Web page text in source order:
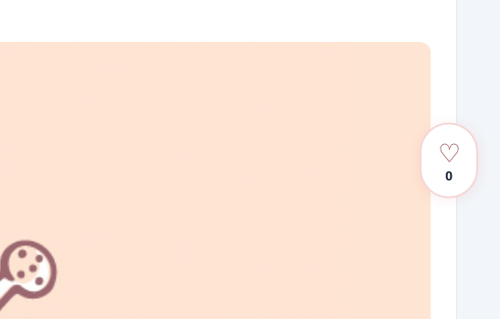
♡
0